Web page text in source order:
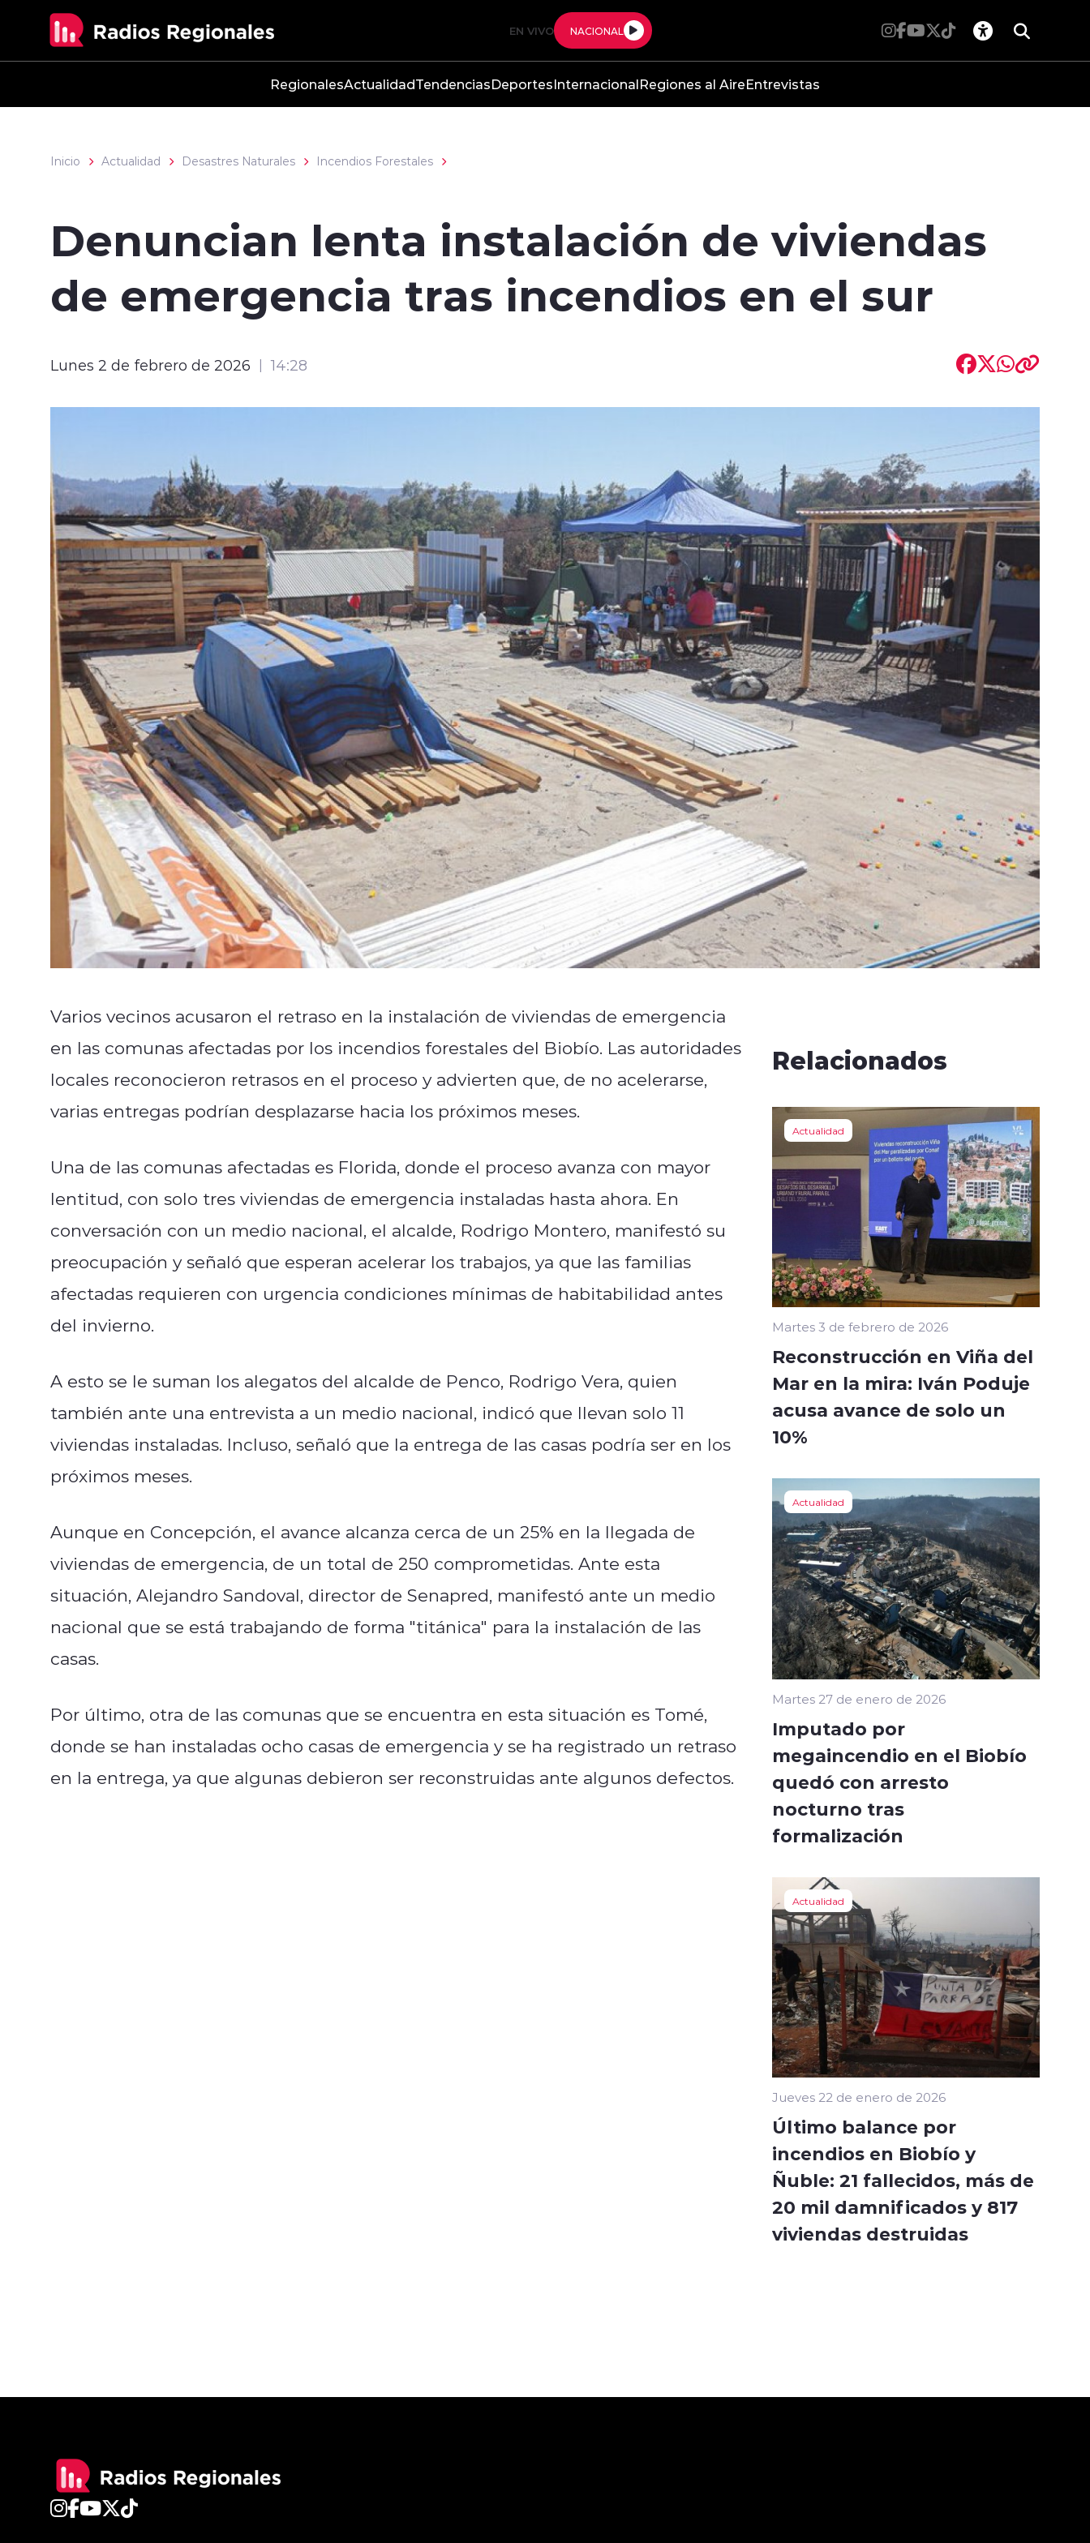
EN VIVO NACIONAL
RegionalesActualidadTendenciasDeportesInternacionalRegiones al AireEntrevistas
Inicio Actualidad Desastres Naturales Incendios Forestales
Denuncian lenta instalación de viviendas
de emergencia tras incendios en el sur
Lunes 2 de febrero de 2026 14:28
Varios vecinos acusaron el retraso en la instalación de viviendas de emergencia
en las comunas afectadas por los incendios forestales del Biobío. Las autoridades
locales reconocieron retrasos en el proceso y advierten que, de no acelerarse,
varias entregas podrían desplazarse hacia los próximos meses.
Una de las comunas afectadas es Florida, donde el proceso avanza con mayor
lentitud, con solo tres viviendas de emergencia instaladas hasta ahora. En
conversación con un medio nacional, el alcalde, Rodrigo Montero, manifestó su
preocupación y señaló que esperan acelerar los trabajos, ya que las familias
afectadas requieren con urgencia condiciones mínimas de habitabilidad antes
del invierno.
A esto se le suman los alegatos del alcalde de Penco, Rodrigo Vera, quien
también ante una entrevista a un medio nacional, indicó que llevan solo 11
viviendas instaladas. Incluso, señaló que la entrega de las casas podría ser en los
próximos meses.
Aunque en Concepción, el avance alcanza cerca de un 25% en la llegada de
viviendas de emergencia, de un total de 250 comprometidas. Ante esta
situación, Alejandro Sandoval, director de Senapred, manifestó ante un medio
nacional que se está trabajando de forma "titánica" para la instalación de las
casas.
Por último, otra de las comunas que se encuentra en esta situación es Tomé,
donde se han instaladas ocho casas de emergencia y se ha registrado un retraso
en la entrega, ya que algunas debieron ser reconstruidas ante algunos defectos.
Relacionados
Actualidad
Martes 3 de febrero de 2026
Reconstrucción en Viña del
Mar en la mira: Iván Poduje
acusa avance de solo un
10%
Actualidad
Martes 27 de enero de 2026
Imputado por
megaincendio en el Biobío
quedó con arresto
nocturno tras
formalización
Actualidad
Jueves 22 de enero de 2026
Último balance por
incendios en Biobío y
Ñuble: 21 fallecidos, más de
20 mil damnificados y 817
viviendas destruidas